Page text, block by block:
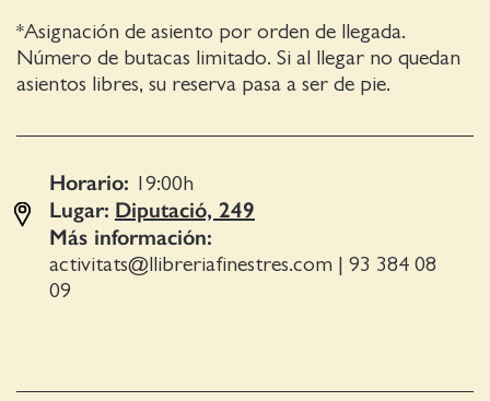
*Asignación de asiento por orden de llegada.
Número de butacas limitado. Si al llegar no quedan
asientos libres, su reserva pasa a ser de pie.
Horario: 19:00 h
Lugar: Diputació, 249
Más información:
activitats@llibreriafinestres.com
93 384 08
09